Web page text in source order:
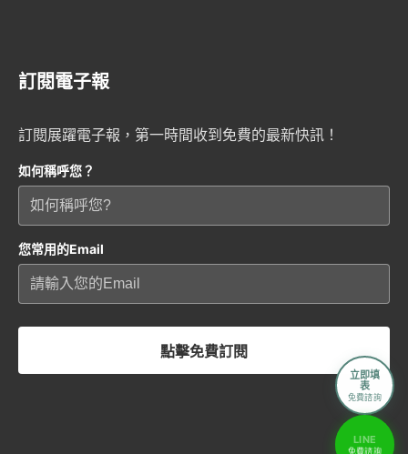
訂閱電子報
訂閱展躍電子報，第一時間收到免費的最新快訊！
如何稱呼您？
您常用的Email
點擊免費訂閱
立即填
表
免費諮詢
LINE
免費諮詢